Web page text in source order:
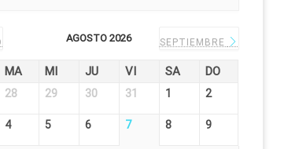
AGOSTO 2026 SEPTIEMBRE
MA MI JU VI SA DO
28 29 30 31 1 2
4 5 6 7 8 9